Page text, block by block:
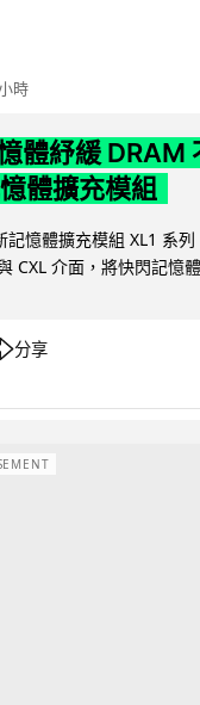
時
體紓緩 DRAM
體擴充模組
記憶體擴充模組 XL1 系
CXL 介面，將快閃記憶
分享